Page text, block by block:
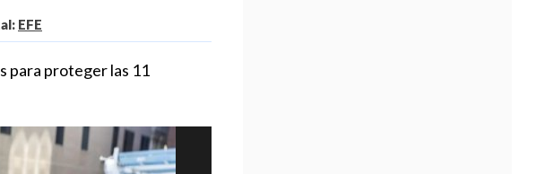
EFE
para proteger las 11